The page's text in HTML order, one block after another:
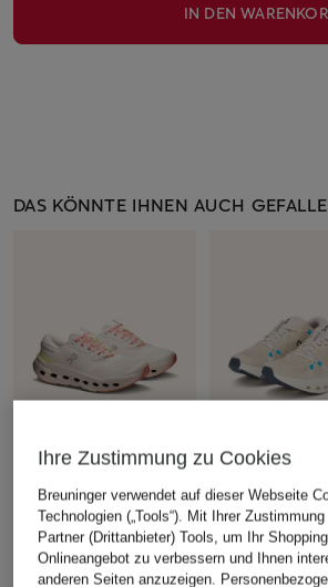
IN DEN
DAS KÖNNTE IHNEN AUCH
+Aktionsrabatt
Laufschuhe
+Aktionsrabatt
On
Laufschuhe
Ihre Zustimmung zu Cookies
Breuninger verwendet auf dieser Webseite
Technologien („Tools“). Mit Ihrer
Partner (Drittanbieter) Tools, um Ihr
Onlineangebot zu verbessern und Ihnen
anderen Seiten anzuzeigen.